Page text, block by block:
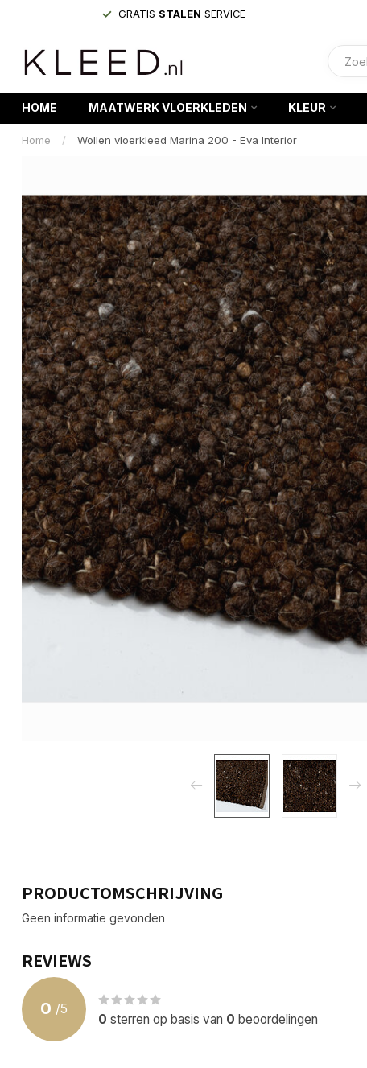
GRATIS STALEN SERVICE
HOME MAATWERK VLOERKLEDEN KLEUR
Home / Wollen vloerkleed Marina 200 - Eva Interior
PRODUCTOMSCHRIJVING
Geen informatie gevonden
REVIEWS
0 /5
0 sterren op basis van 0 beoordelingen